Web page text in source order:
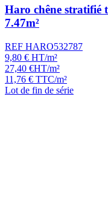
Haro chêne stratifié
7.47m²
REF HARO532787
9,80 € HT/m²
27,40 €HT/m²
11,76 € TTC/m²
Lot de fin de série